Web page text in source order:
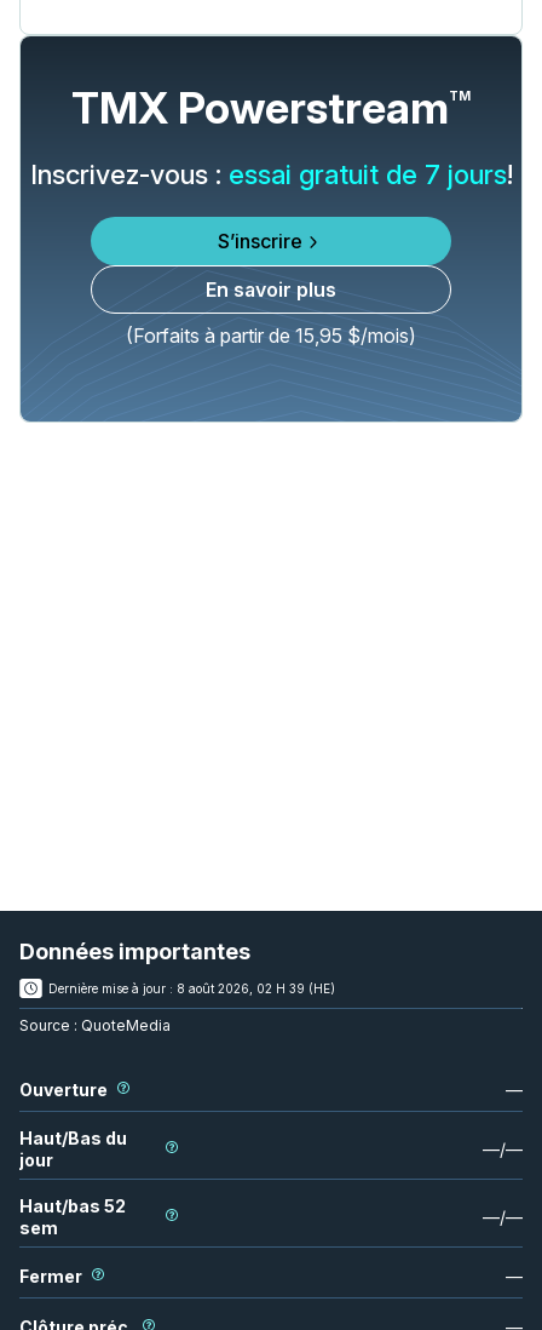
TMX PowerstreamTM
Inscrivez-vous : essai gratuit de 7 jours!
S’inscrire
En savoir plus
(Forfaits à partir de 15,95 $/mois)
Données importantes
Dernière mise à jour : 8 août 2026, 02 H 39 (HE)
Source : QuoteMedia
Ouverture —
Haut/Bas du
jour
—/—
Haut/bas 52
sem
—/—
Fermer —